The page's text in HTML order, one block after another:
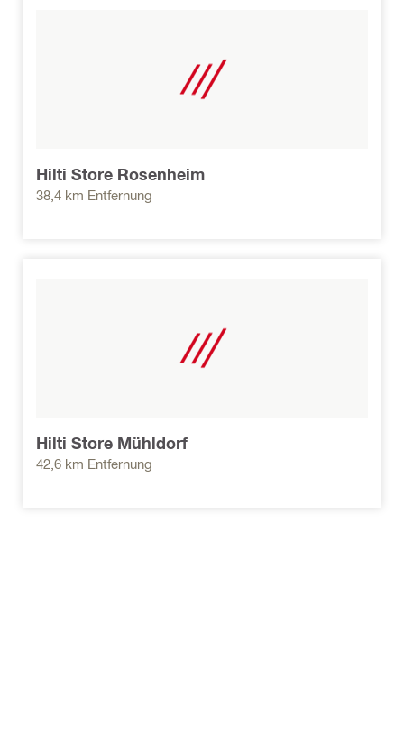
Hilti Store Rosenheim
38,4 km Entfernung
Hilti Store Mühldorf
42,6 km Entfernung